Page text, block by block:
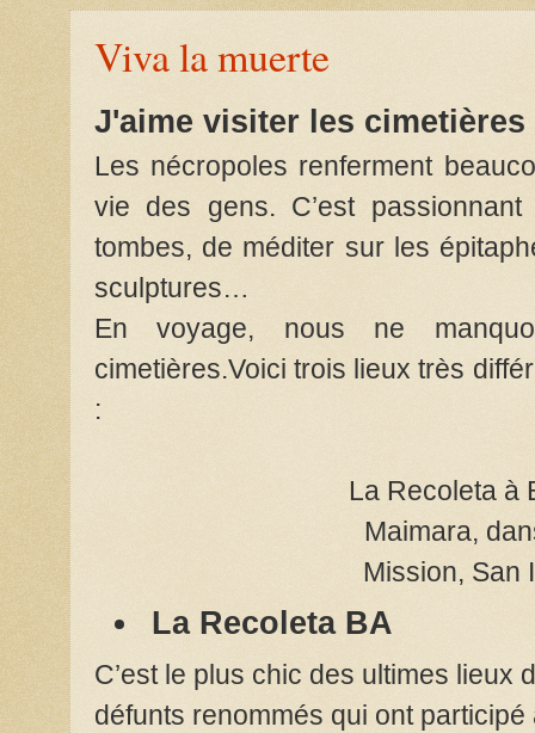
Viva la muerte
J'aime visiter les cimetières
Les nécropoles renferment
vie des gens. C’est
tombes, de méditer sur les
sculptures…
En voyage, nous ne
cimetières.Voici trois lieux très
:
La Recoleta à
Maimara,
Mission, San
La Recoleta BA
C’est le plus chic des ultimes lieux
défunts renommés qui ont